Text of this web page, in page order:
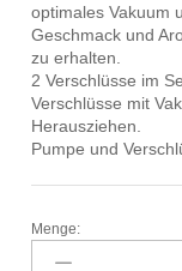
optimales Vakuum
Geschmack und
zu erhalten.
2 Verschlüsse im
Verschlüsse mit
Herausziehen.
Pumpe und
Vakuum-
Weinpumpe
Menge: